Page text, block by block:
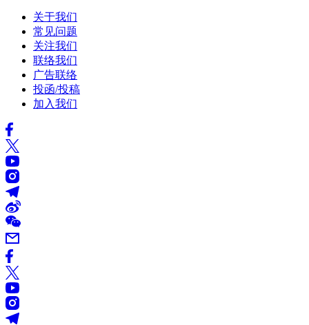
关于我们
常见问题
关注我们
联络我们
广告联络
投函/投稿
加入我们